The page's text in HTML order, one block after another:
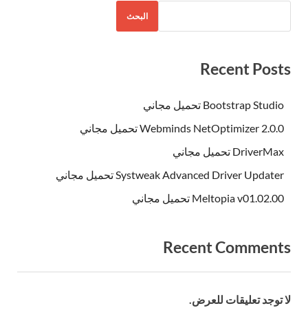
البحث
Recent Posts
Bootstrap Studio تحميل مجاني
Webminds NetOptimizer 2.0.0 تحميل مجاني
DriverMax تحميل مجاني
Systweak Advanced Driver Updater تحميل مجاني
Meltopia v01.02.00 تحميل مجاني
Recent Comments
لا توجد تعليقات للعرض.